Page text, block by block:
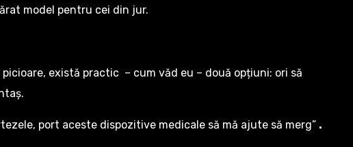
model pentru cei din jur.
există practic – cum văd eu – două opțiuni: ori să
port aceste dispozitive medicale să mă ajute să merg” .